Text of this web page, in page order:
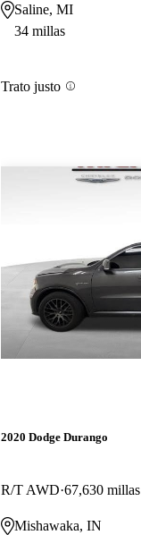
Saline, MI
34 millas
Trato justo
2020 Dodge Durango
R/T AWD 67,630 millas
Mishawaka, IN